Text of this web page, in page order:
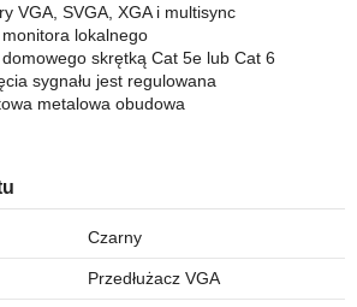
VGA, SVGA, XGA i multisync
lokalnego
skrętką Cat 5e lub Cat 6
sygnału jest regulowana
metalowa obudowa
Czarny
Przedłużacz VGA